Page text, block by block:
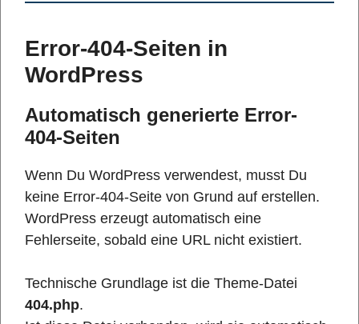
Error-404-Seiten in
WordPress
Automatisch generierte Error-
404-Seiten
Wenn Du WordPress verwendest, musst Du
keine Error-404-Seite von Grund auf erstellen.
WordPress erzeugt automatisch eine
Fehlerseite, sobald eine URL nicht existiert.
Technische Grundlage ist die Theme-Datei
404.php.